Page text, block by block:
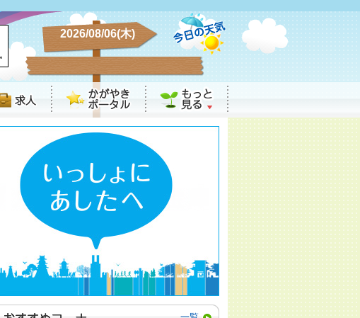
2026/08/06(木)